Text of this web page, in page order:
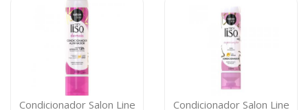
Condicionador Salon Line Condicionador Salon Line